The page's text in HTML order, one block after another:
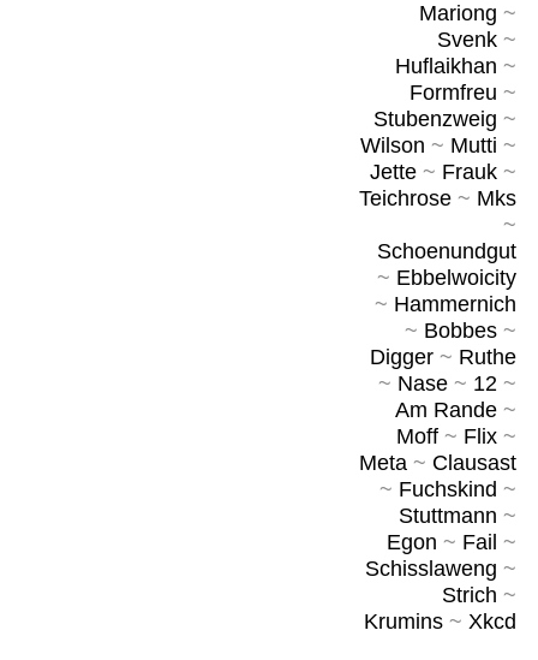
Mariong ~
Svenk~
Huflaikhan ~
Formfreu ~
Stubenzweig ~
Wilson ~ Mutti ~
Jette~ Frauk~
Teichrose~ Mks
~
Schoenundgut
~ Ebbelwoicity
~ Hammernich
~ Bobbes~
Digger~ Ruthe
~ Nase~ 12~
Am Rande~
Moff~ Flix~
Meta~ Clausast
~ Fuchskind ~
Stuttmann ~
Egon ~ Fail ~
Schisslaweng ~
Strich ~
Krumins~ Xkcd